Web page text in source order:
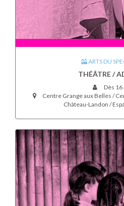
ARTS DU
THÉÂTRE /
Dès 16
Centre Grange aux Belles /
Château-Landon /